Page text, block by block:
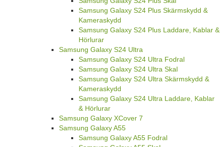
Hörlurar
Samsung Galaxy S24 Plus
Samsung Galaxy S24 Plus Fodral
Samsung Galaxy S24 Plus Skal
Samsung Galaxy S24 Plus Skärmskydd &
Kameraskydd
Samsung Galaxy S24 Plus Laddare, Kablar &
Hörlurar
Samsung Galaxy S24 Ultra
Samsung Galaxy S24 Ultra Fodral
Samsung Galaxy S24 Ultra Skal
Samsung Galaxy S24 Ultra Skärmskydd &
Kameraskydd
Samsung Galaxy S24 Ultra Laddare, Kablar
& Hörlurar